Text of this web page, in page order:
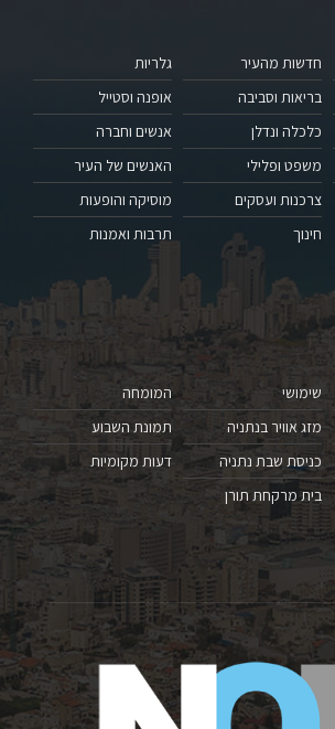
חדשות מהעיר
בריאות וסביבה
כלכלה ונדלן
משפט ופלילי
צרכנות ועסקים
חינוך
גלריות
אופנה וסטייל
אנשים וחברה
האנשים של העיר
מוסיקה והופעות
תרבות ואמנות
שימושי
מזג אוויר בנתניה
כניסת שבת נתניה
בית מרקחת תורן
המומחה
תמונת השבוע
דעות מקומיות